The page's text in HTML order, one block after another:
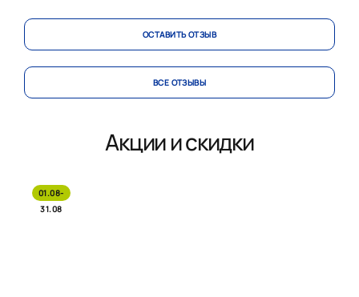
ОСТАВИТЬ ОТЗЫВ
ВСЕ ОТЗЫВЫ
Акции и скидки
01.08-
31.08